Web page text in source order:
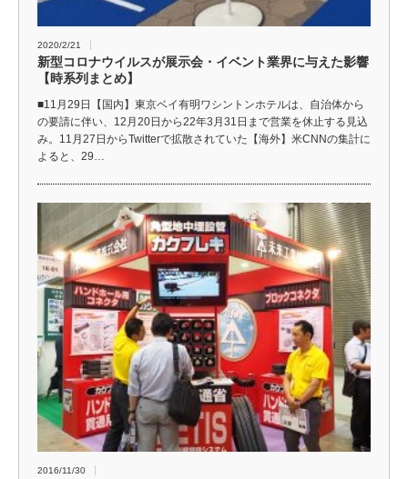
2020/2/21
新型コロナウイルスが展示会・イベント業界に与えた影響
【時系列まとめ】
■11月29日【国内】東京ベイ有明ワシントンホテルは、自治体から
の要請に伴い、12月20日から22年3月31日まで営業を休止する見込
み。11月27日からTwitterで拡散されていた【海外】米CNNの集計に
よると、29…
2016/11/30